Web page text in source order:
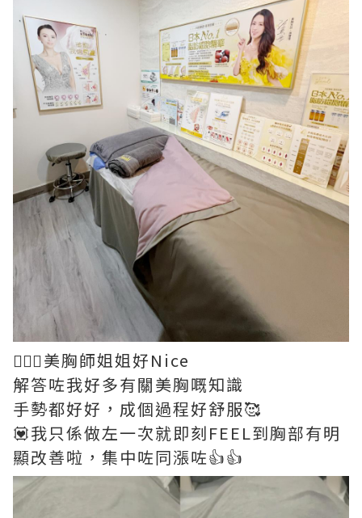
👱🏻‍♀️美胸師姐姐好Nice
解答咗我好多有關美胸嘅知識
手勢都好好，成個過程好舒服🥰
💟我只係做左一次就即刻FEEL到胸部有明
顯改善啦，集中咗同漲咗👍👍